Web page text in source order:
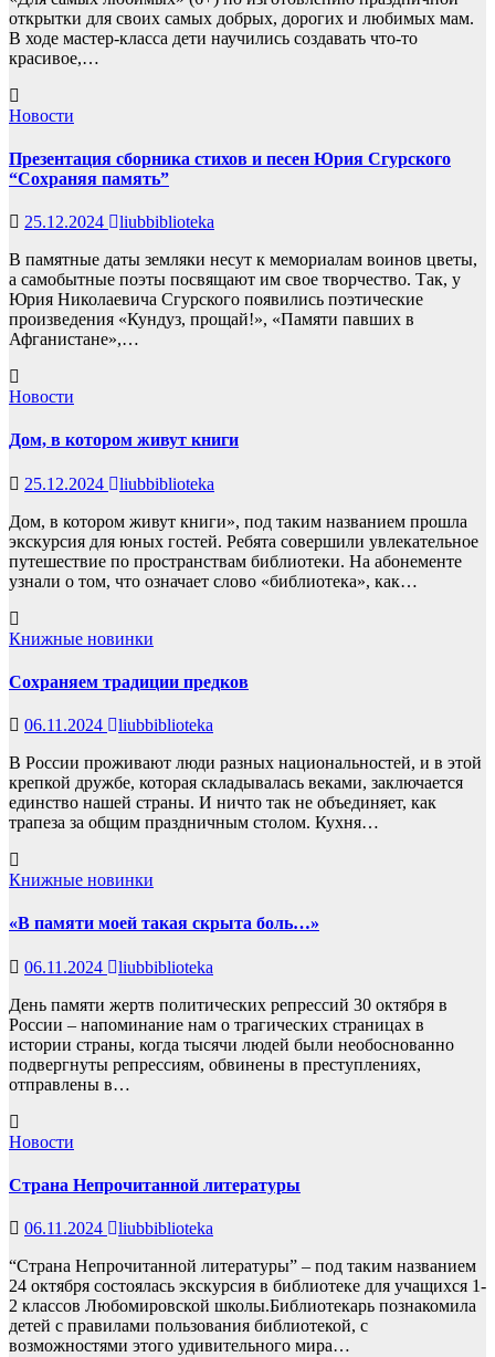
открытки для своих самых добрых, дорогих и любимых мам.
В ходе мастер-класса дети научились создавать что-то
красивое,…
Новости
Презентация сборника стихов и песен Юрия Сгурского
“Сохраняя память”
25.12.2024
liubbiblioteka
В памятные даты земляки несут к мемориалам воинов цветы,
а самобытные поэты посвящают им свое творчество. Так, у
Юрия Николаевича Сгурского появились поэтические
произведения «Кундуз, прощай!», «Памяти павших в
Афганистане»,…
Новости
Дом, в котором живут книги
25.12.2024
liubbiblioteka
Дом, в котором живут книги», под таким названием прошла
экскурсия для юных гостей. Ребята совершили увлекательное
путешествие по пространствам библиотеки. На абонементе
узнали о том, что означает слово «библиотека», как…
Книжные новинки
Сохраняем традиции предков
06.11.2024
liubbiblioteka
В России проживают люди разных национальностей, и в этой
крепкой дружбе, которая складывалась веками, заключается
единство нашей страны. И ничто так не объединяет, как
трапеза за общим праздничным столом. Кухня…
Книжные новинки
«В памяти моей такая скрыта боль…»
06.11.2024
liubbiblioteka
День памяти жертв политических репрессий 30 октября в
России – напоминание нам о трагических страницах в
истории страны, когда тысячи людей были необоснованно
подвергнуты репрессиям, обвинены в преступлениях,
отправлены в…
Новости
Страна Непрочитанной литературы
06.11.2024
liubbiblioteka
“Страна Непрочитанной литературы” – под таким названием
24 октября состоялась экскурсия в библиотеке для учащихся 1-
2 классов Любомировской школы.Библиотекарь познакомила
детей с правилами пользования библиотекой, с
возможностями этого удивительного мира…